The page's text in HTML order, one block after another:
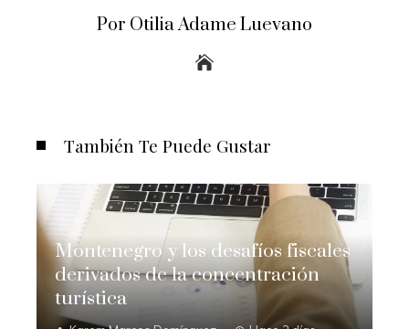
Por Otilia Adame Luevano
También Te Puede Gustar
Montenegro y los desafíos fiscales
derivados de la concentración
turística